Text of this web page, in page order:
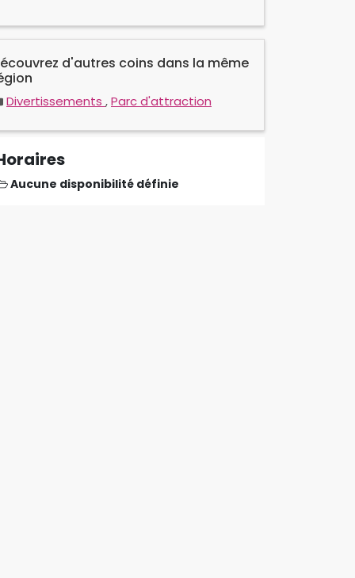
d'autres coins dans la même
Divertissements ,Parc d'attraction
Aucune disponibilité définie